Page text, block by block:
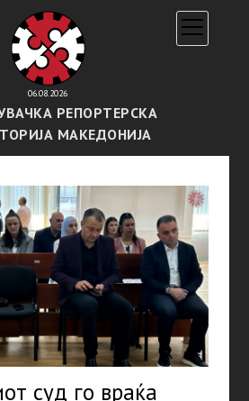
06.08.2026
РЕПОРТЕРСКА
МАКЕДОНИЈА
open
menu
суд го враќа